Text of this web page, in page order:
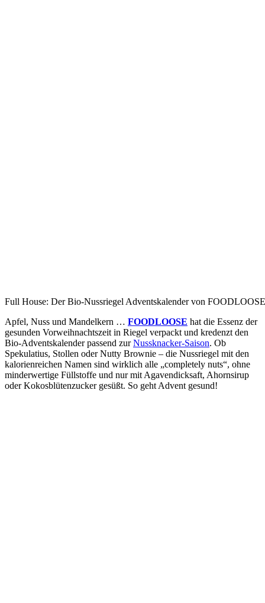
Full House: Der Bio-Nussriegel Adventskalender von
Apfel, Nuss und Mandelkern … FOODLOOSE hat die Essenz der
gesunden Vorweihnachtszeit in Riegel verpackt und kredenzt den
Bio-Adventskalender passend zurNussknacker-Saison. Ob
Spekulatius, Stollen oder Nutty Brownie – die Nussriegel mit den
kalorienreichen Namen sind wirklich alle „completely nuts“, ohne
minderwertige Füllstoffe und nur mit Agavendicksaft, Ahornsirup
oder Kokosblütenzucker gesüßt. So geht Advent gesund!